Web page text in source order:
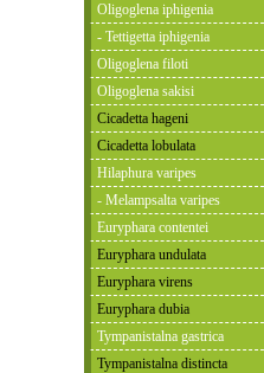
Oligoglena iphigenia
- Tettigetta iphigenia
Oligoglena filoti
Oligoglena sakisi
Cicadetta hageni
Cicadetta lobulata
Hilaphura varipes
- Melampsalta varipes
Euryphara contentei
Euryphara undulata
Euryphara virens
Euryphara dubia
Tympanistalna gastrica
Tympanistalna distincta